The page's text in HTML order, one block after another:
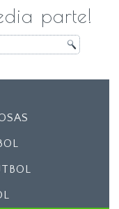
parte!